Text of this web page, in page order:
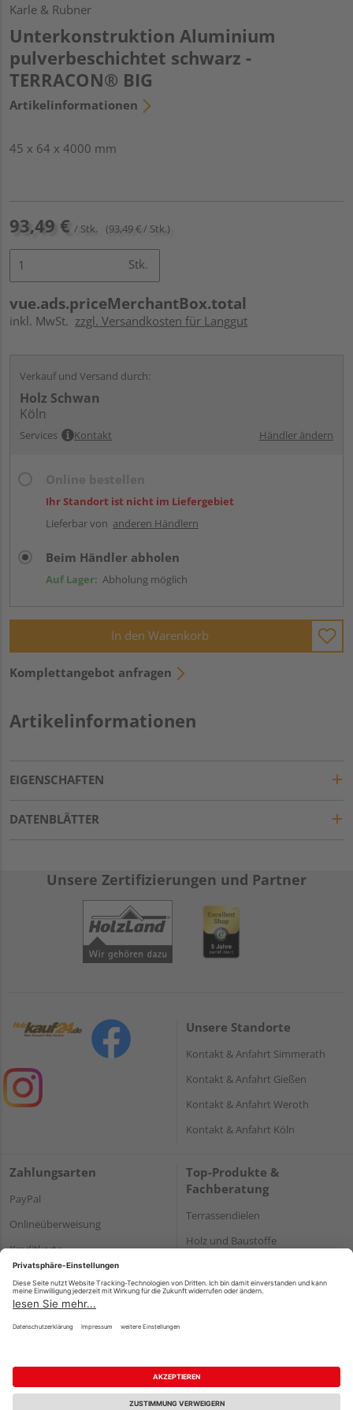
Karle & Rubner
Unterkonstruktion Aluminium
pulverbeschichtet schwarz -
TERRACON® BIG
Artikelinformationen
45 x 64 x 4000 mm
93,49 € / Stk. (93,49 € / Stk.)
Stk.
vue.ads.priceMerchantBox.total
inkl. MwSt. zzgl. Versandkosten für Langgut
Verkauf und Versand durch:
Holz Schwan
Köln
Services Kontakt Händler ändern
Ihr Standort ist nicht im Liefergebiet
Lieferbar von anderen Händlern
Beim Händler abholen
Auf Lager: Abholung möglich
In den Warenkorb
Komplettangebot anfragen
Artikelinformationen
EIGENSCHAFTEN
DATENBLÄTTER
Unsere Zertifizierungen und Partner
Unsere Standorte
Kontakt & Anfahrt Simmerath
Kontakt & Anfahrt Gießen
Kontakt & Anfahrt Weroth
Kontakt & Anfahrt Köln
Zahlungsarten
PayPal
Onlineüberweisung
Kreditkarte
Rechnung*
*Bonität vorausgesetzt
Top-Produkte &
Fachberatung
Terrassendielen
Holz und Baustoffe
Impressum Datenschutz AGB
Barrierefreiheitserklärung
Vertrag widerrufen